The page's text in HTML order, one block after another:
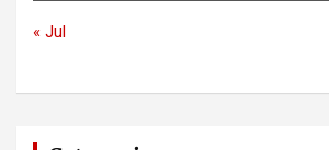
« Jul